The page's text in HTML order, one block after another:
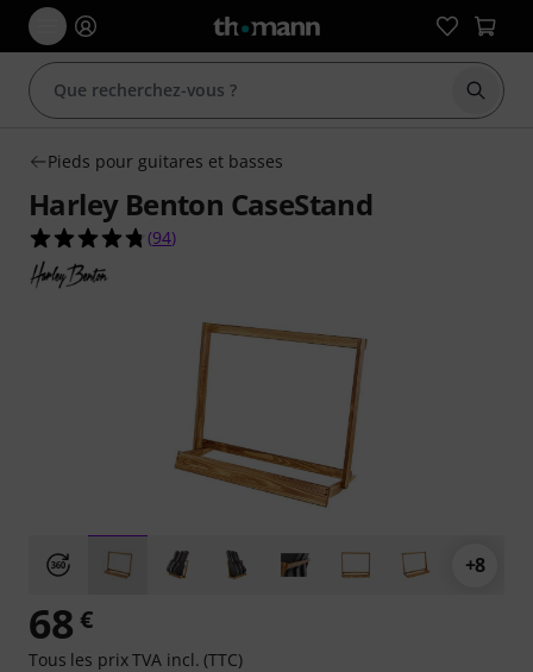
Pieds pour guitares et basses
Harley Benton CaseStand
4.7 étoiles sur 5 d'après 94 évaluations clients
(94)
+8
68 €
Tous les prix TVA incl. (TTC)